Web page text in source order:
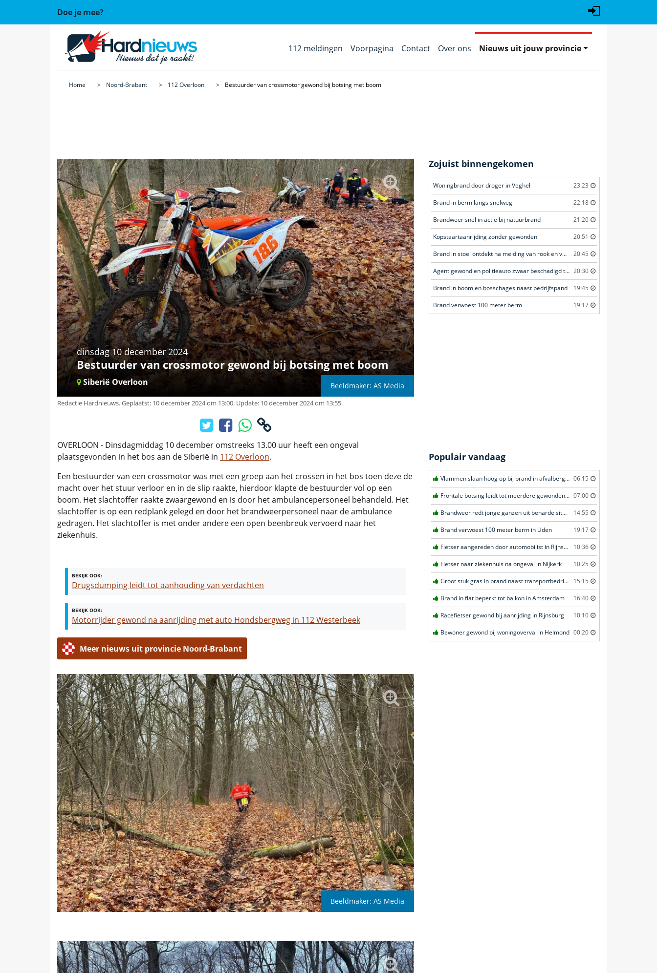
Doe je mee?
112 meldingen Voorpagina Contact Over ons Nieuws uit jouw provincie
Home Noord-Brabant 112 Overloon Bestuurder van crossmotor gewond bij botsing met boom
dinsdag 10 december 2024
Bestuurder van crossmotor gewond bij botsing met boom
Siberië Overloon Beeldmaker: AS Media
Redactie Hardnieuws.Geplaatst: 10 december 2024 om 13:00. Update: 10 december 2024 om 13:55.
OVERLOON - Dinsdagmiddag 10 december omstreeks 13.00 uur heeft een ongeval
plaatsgevonden in het bos aan de Siberië in 112 Overloon.
Een bestuurder van een crossmotor was met een groep aan het crossen in het bos toen deze de
macht over het stuur verloor en in de slip raakte, hierdoor klapte de bestuurder vol op een
boom. Het slachtoffer raakte zwaargewond en is door het ambulancepersoneel behandeld. Het
slachtoffer is op een redplank gelegd en door het brandweerpersoneel naar de ambulance
gedragen. Het slachtoffer is met onder andere een open beenbreuk vervoerd naar het
ziekenhuis.
BEKIJK OOK:
Drugsdumping leidt tot aanhouding van verdachten
BEKIJK OOK:
Motorrijder gewond na aanrijding met auto Hondsbergweg in 112 Westerbeek
Meer nieuws uit provincie Noord-Brabant
Beeldmaker: AS Media
Zojuist binnengekomen
Woningbrand door droger in Veghel 23:23
Brand in berm langs snelweg 22:18
Brandweer snel in actie bij natuurbrand 21:20
Kopstaartaanrijding zonder gewonden 20:51
Brand in stoel ontdekt na melding van rook en vuurverschijnselen in portiekflat 20:45
Agent gewond en politieauto zwaar beschadigd tijdens achtervolging 20:30
Brand in boom en bosschages naast bedrijfspand 19:45
Brand verwoest 100 meter berm 19:17
Populair vandaag
Vlammen slaan hoog op bij brand in afvalberg in Amersfoort 06:15
Frontale botsing leidt tot meerdere gewonden in Bunschoten-Spakenburg 07:00
Brandweer redt jonge ganzen uit benarde situatie in Amersfoort 14:55
Brand verwoest 100 meter berm in Uden 19:17
Fietser aangereden door automobilist in Rijnsburg 10:36
Fietser naar ziekenhuis na ongeval in Nijkerk 10:25
Groot stuk gras in brand naast transportbedrijf in Nieuwegein 15:15
Brand in flat beperkt tot balkon in Amsterdam 16:40
Racefietser gewond bij aanrijding in Rijnsburg 10:10
Bewoner gewond bij woningoverval in Helmond 00:20